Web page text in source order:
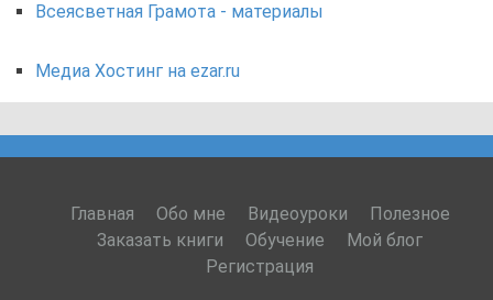
Всеясветная Грамота - материалы
Медиа Хостинг на ezar.ru
Главная Обо мне Видеоуроки
Полезное
Заказать книги
Обучение
Мой блог
Регистрация